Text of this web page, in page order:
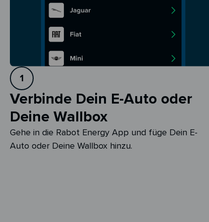
1
Verbinde Dein E-Auto oder
Deine Wallbox
Gehe in die Rabot Energy App und füge Dein E-
Auto oder Deine Wallbox hinzu.